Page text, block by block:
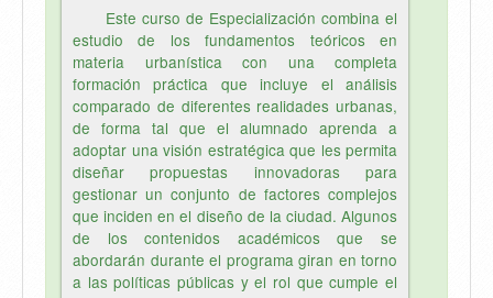
Este curso de Especialización combina el
estudio de los fundamentos teóricos en
materia urbanística con una completa
formación práctica que incluye el análisis
comparado de diferentes realidades urbanas,
de forma tal que el alumnado aprenda a
adoptar una visión estratégica que les permita
diseñar propuestas innovadoras para
gestionar un conjunto de factores complejos
que inciden en el diseño de la ciudad. Algunos
de los contenidos académicos que se
abordarán durante el programa giran en torno
a las políticas públicas y el rol que cumple el